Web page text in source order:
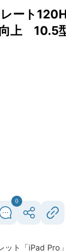
ート
上 10.5
0
ット「iPad Pro